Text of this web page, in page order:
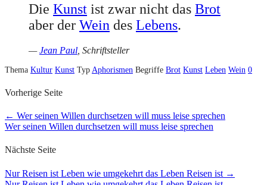
Die Kunst ist zwar nicht das Brot
aber der Wein des Lebens.
—Jean Paul , Schriftsteller
Thema Kultur Kunst Typ Aphorismen Begriffe Brot Kunst Leben Wein 0
Vorherige Seite
← Wer seinen Willen durchsetzen will muss leise sprechen
Wer seinen Willen durchsetzen will muss leise sprechen
Nächste Seite
Nur Reisen ist Leben wie umgekehrt das Leben Reisen ist →